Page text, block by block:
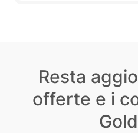
Resta
offerte e i